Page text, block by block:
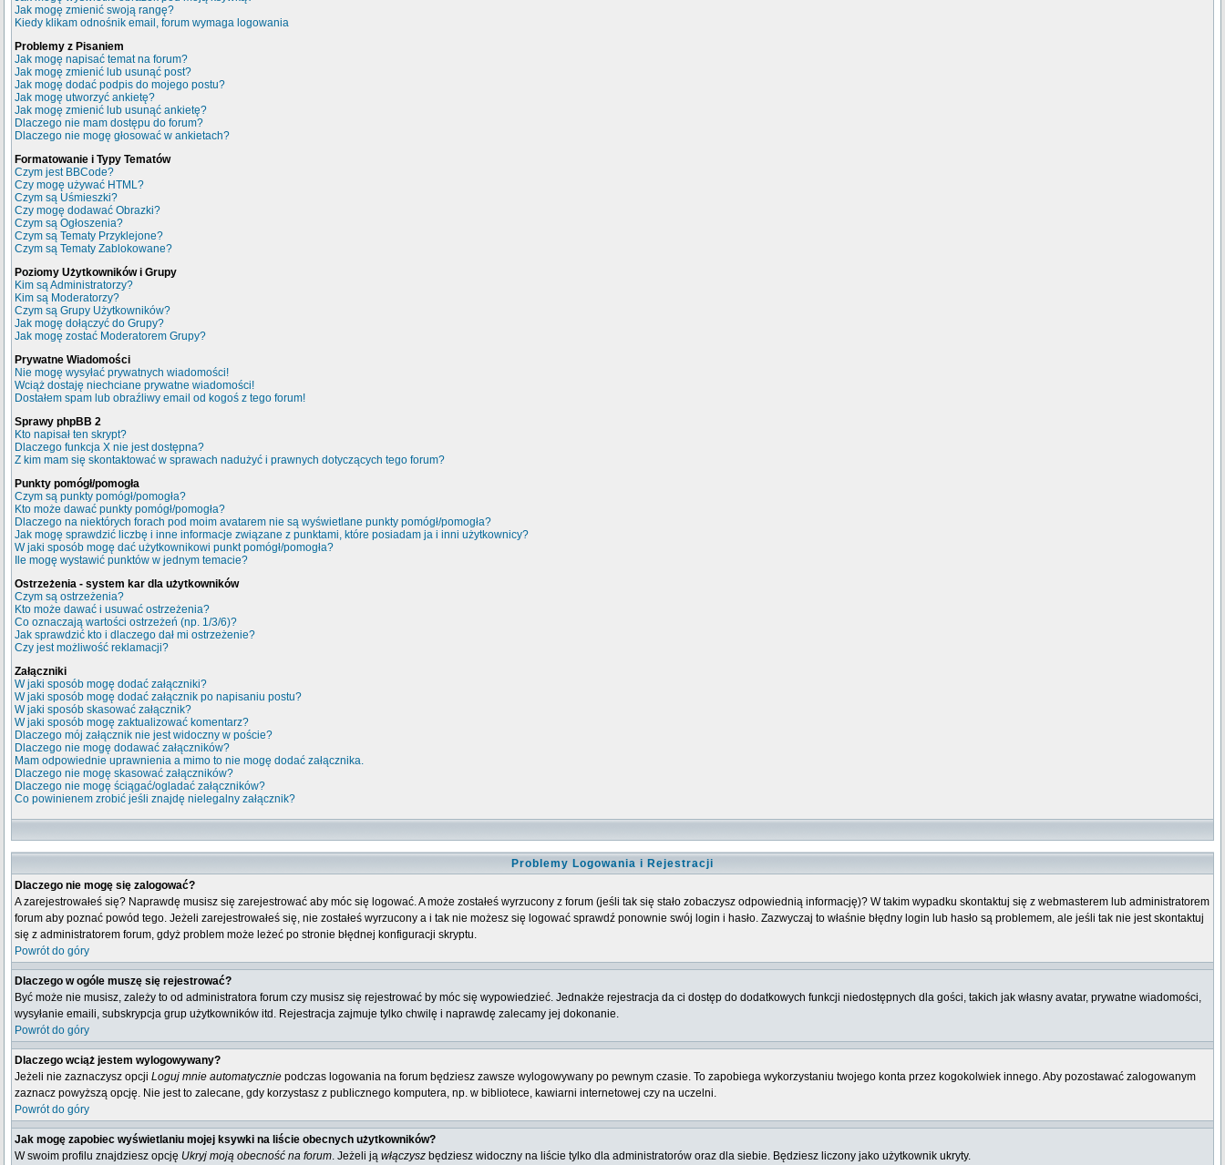
Jak mogę zmienić swoją rangę?
Kiedy klikam odnośnik email, forum wymaga logowania
Problemy z Pisaniem
Jak mogę napisać temat na forum?
Jak mogę zmienić lub usunąć post?
Jak mogę dodać podpis do mojego postu?
Jak mogę utworzyć ankietę?
Jak mogę zmienić lub usunąć ankietę?
Dlaczego nie mam dostępu do forum?
Dlaczego nie mogę głosować w ankietach?
Formatowanie i Typy Tematów
Czym jest BBCode?
Czy mogę używać HTML?
Czym są Uśmieszki?
Czy mogę dodawać Obrazki?
Czym są Ogłoszenia?
Czym są Tematy Przyklejone?
Czym są Tematy Zablokowane?
Poziomy Użytkowników i Grupy
Kim są Administratorzy?
Kim są Moderatorzy?
Czym są Grupy Użytkowników?
Jak mogę dołączyć do Grupy?
Jak mogę zostać Moderatorem Grupy?
Prywatne Wiadomości
Nie mogę wysyłać prywatnych wiadomości!
Wciąż dostaję niechciane prywatne wiadomości!
Dostałem spam lub obraźliwy email od kogoś z tego forum!
Sprawy phpBB 2
Kto napisał ten skrypt?
Dlaczego funkcja X nie jest dostępna?
Z kim mam się skontaktować w sprawach nadużyć i prawnych dotyczących tego forum?
Punkty pomógł/pomogła
Czym są punkty pomógł/pomogła?
Kto może dawać punkty pomógł/pomogła?
Dlaczego na niektórych forach pod moim avatarem nie są wyświetlane punkty pomógł/pomogła?
Jak mogę sprawdzić liczbę i inne informacje związane z punktami, które posiadam ja i inni użytkownicy?
W jaki sposób mogę dać użytkownikowi punkt pomógł/pomogła?
Ile mogę wystawić punktów w jednym temacie?
Ostrzeżenia - system kar dla użytkowników
Czym są ostrzeżenia?
Kto może dawać i usuwać ostrzeżenia?
Co oznaczają wartości ostrzeżeń (np. 1/3/6)?
Jak sprawdzić kto i dlaczego dał mi ostrzeżenie?
Czy jest możliwość reklamacji?
Załączniki
W jaki sposób mogę dodać załączniki?
W jaki sposób mogę dodać załącznik po napisaniu postu?
W jaki sposób skasować załącznik?
W jaki sposób mogę zaktualizować komentarz?
Dlaczego mój załącznik nie jest widoczny w poście?
Dlaczego nie mogę dodawać załączników?
Mam odpowiednie uprawnienia a mimo to nie mogę dodać załącznika.
Dlaczego nie mogę skasować załączników?
Dlaczego nie mogę ściągać/ogladać załączników?
Co powinienem zrobić jeśli znajdę nielegalny załącznik?
Problemy Logowania i Rejestracji
Dlaczego nie mogę się zalogować?
A zarejestrowałeś się? Naprawdę musisz się zarejestrować aby móc się logować. A może zostałeś wyrzucony z forum (jeśli tak się stało zobaczysz odpowiednią informację)? W takim wypadku skontaktuj się z webmasterem lub administratorem
forum aby poznać powód tego. Jeżeli zarejestrowałeś się, nie zostałeś wyrzucony a i tak nie możesz się logować sprawdź ponownie swój login i hasło. Zazwyczaj to właśnie błędny login lub hasło są problemem, ale jeśli tak nie jest skontaktuj
się z administratorem forum, gdyż problem może leżeć po stronie błędnej konfiguracji skryptu.
Powrót do góry
Dlaczego w ogóle muszę się rejestrować?
Być może nie musisz, zależy to od administratora forum czy musisz się rejestrować by móc się wypowiedzieć. Jednakże rejestracja da ci dostęp do dodatkowych funkcji niedostępnych dla gości, takich jak własny avatar, prywatne wiadomości,
wysyłanie emaili, subskrypcja grup użytkowników itd. Rejestracja zajmuje tylko chwilę i naprawdę zalecamy jej dokonanie.
Powrót do góry
Dlaczego wciąż jestem wylogowywany?
Jeżeli nie zaznaczysz opcji Loguj mnie automatycznie podczas logowania na forum będziesz zawsze wylogowywany po pewnym czasie. To zapobiega wykorzystaniu twojego konta przez kogokolwiek innego. Aby pozostawać zalogowanym
zaznacz powyższą opcję. Nie jest to zalecane, gdy korzystasz z publicznego komputera, np. w bibliotece, kawiarni internetowej czy na uczelni.
Powrót do góry
Jak mogę zapobiec wyświetlaniu mojej ksywki na liście obecnych użytkowników?
W swoim profilu znajdziesz opcję Ukryj moją obecność na forum. Jeżeli ją włączysz będziesz widoczny na liście tylko dla administratorów oraz dla siebie. Będziesz liczony jako użytkownik ukryty.